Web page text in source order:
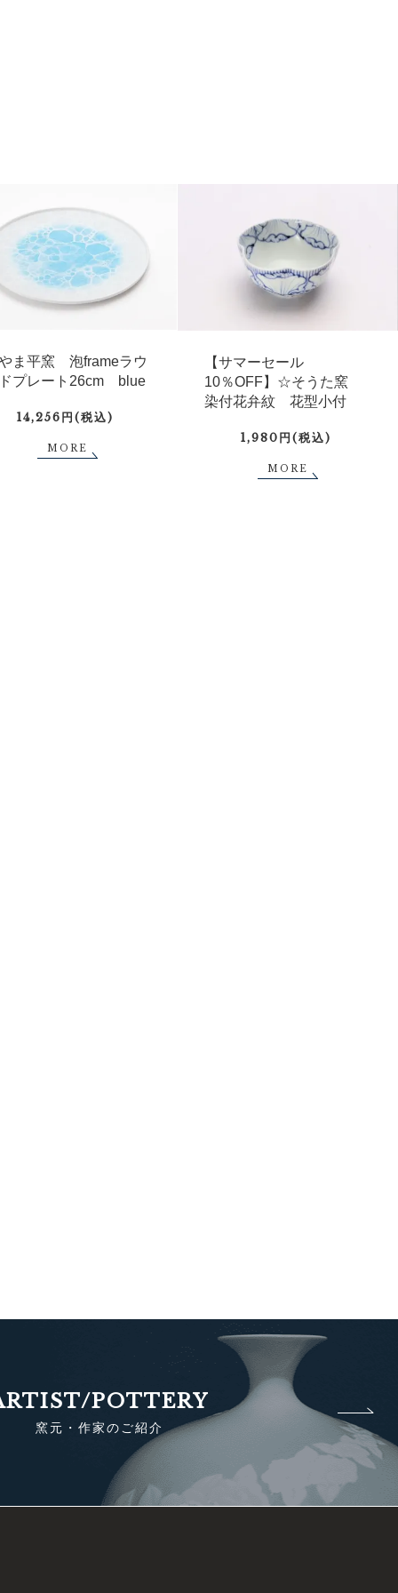
ま平窯 泡frameラウ
プレート26cm blue
14,256円(税込)
MORE
【サマーセール
10％OFF】☆そうた窯
染付花弁紋 花型小付
1,980円(税込)
MORE
POTTERY
窯元・作家のご紹介